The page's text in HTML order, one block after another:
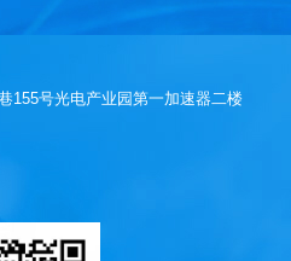
155号光电产业园第一加速器二楼